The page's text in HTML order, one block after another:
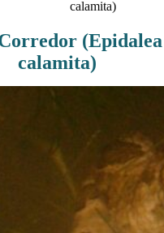
Rutas De Montaña
Terremotos
Topográficos
Vértices Geodésicos
calamita)
(Epidalea
calamita)